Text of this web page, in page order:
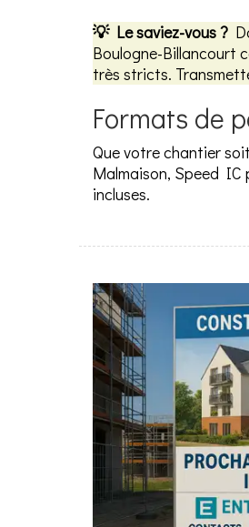
💡 Le saviez-vous ?
Boulogne-Billancourt
très stricts.
Formats de
Que votre chantier
Malmaison, Speed
incluses.